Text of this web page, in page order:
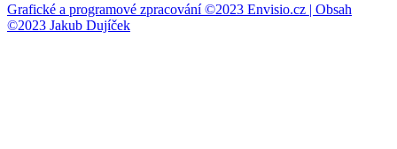
Grafické a programové zpracování ©2023 Envisio.cz | Obsah
©2023 Jakub Dujíček